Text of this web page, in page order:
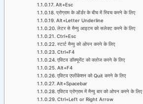
Alt+Esc
प्रोग्राम के ऑर्डर के बीच में स्विच करने के लिए
Alt+Letter Underline
लेटर से मैन्यु आइटम को सलेक्ट करने के लिए
Ctrl+Esc
स्टार्ट मैन्यु को ओपन करने के लिए
Ctrl+F4
एक्टिव डॉक्यूमेंट को क्लोज करने के लिए
Alt+F4
एक्टिव एप्लीकेशन को Quit करने के लिए
Alt+Spacebar
एक्टिव प्रोग्राम में मैन्यु बार को ओपन करने के लिए
Ctrl+Left or Right Arrow